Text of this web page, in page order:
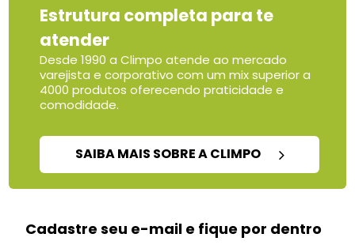
Estrutura completa para te
atender
Desde 1990 a Climpo atende ao mercado
varejista e corporativo com um mix superior a
4000 produtos oferecendo praticidade e
comodidade.
SAIBA MAIS SOBRE A CLIMPO
Cadastre seu e-mail e fique por dentro